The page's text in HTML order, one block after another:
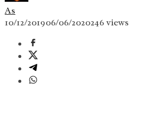
As
10/12/201906/06/2020246 views